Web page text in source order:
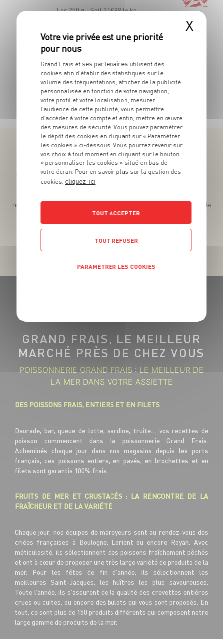
Les 250 g - Soit 21€99 le kg
TOUTES NOS PROMOTIONS
Téléchargez l’App pour profiter d’offres exclusives !
recettes gourmandes, des jeux inédits... le tout dans une seule
app !
GRAND FRAIS, LE MEILLEUR
MARCHÉ PRÈS DE CHEZ VOUS
POISSONNERIE GRAND FRAIS : LE MEILLEUR DE
LA MER DANS VOTRE ASSIETTE
DES POISSONS FRAIS, ENTIERS ET EN FILETS
Daurade, bar, queue de lotte, sardine, truite… vos recettes de
poisson commencent dans la poissonnerie Grand Frais.
Acheminés chaque jour dans nos magasins depuis les ports
français, ces poissons entiers, en pavés, en brochettes et en
filets sont garantis 100% frais.
FRUITS DE MER ET CRUSTACÉS : LA RENCONTRE DE LA
FRAÎCHEUR ET DE LA VARIÉTÉ
Chaque jour, nos équipes de mareyeurs sont au rendez-vous des
criées françaises à Boulogne, Lorient ou encore Royan. Avec
méticulosité, ils sélectionnent des poissons fraîchement pêchés
et ont à cœur de proposer une très large variété de produits de la
mer. Pour les fêtes de fin d’année, ils sélectionnent les
meilleures Saint-Jacques, les huîtres les plus savoureuses.
Toute l’année, ils s’assurent de la qualité des crevettes entières
crues ou cuites, ou encore des bulots qui vous sont proposés. En
tout, ce sont plus de 150 produits différents qui composent notre
large gamme de produits de la mer.
X
Grand Frais et ses partenaires utilisent des
cookies afin d’établir des statistiques sur le
volume des fréquentations, afficher de la publicité
personnalisée en fonction de votre navigation,
votre profil et votre localisation, mesurer
l’audience de cette publicité, vous permettre
d’accéder à votre compte et enfin, mettre en œuvre
des mesures de sécurité. Vous pouvez paramétrer
le dépôt des cookies en cliquant sur « Paramétrer
les cookies » ci-dessous. Vous pourrez revenir sur
vos choix à tout moment en cliquant sur le bouton
« personnaliser les cookies » situé en bas de
votre écran. Pour en savoir plus sur la gestion des
cookies, cliquez-ici
TOUT ACCEPTER
TOUT REFUSER
PARAMÉTRER LES COOKIES